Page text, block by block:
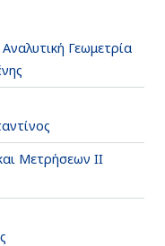
Γεωμετρία
Μετρήσεων ΙI